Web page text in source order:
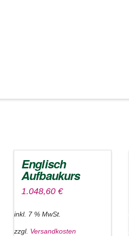
Englisch
Aufbaukurs
1.048,60 €
inkl. 7 % MwSt.
zzgl. Versandkosten